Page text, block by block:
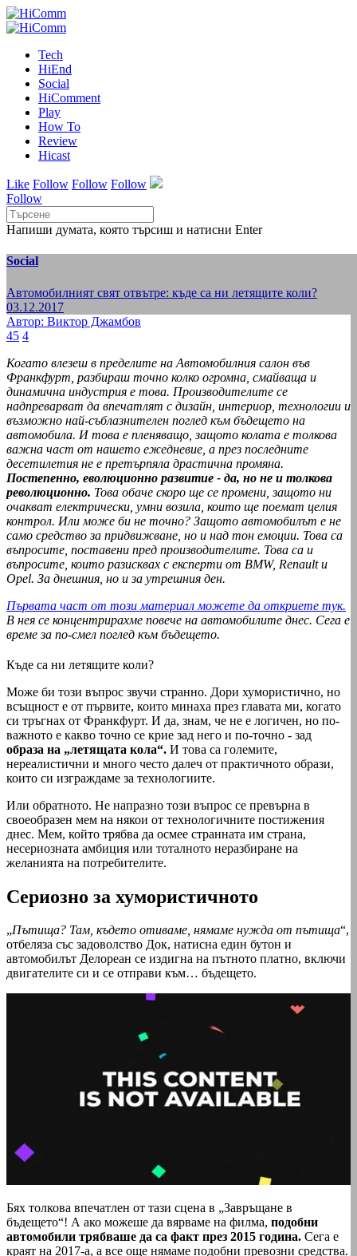
Tech
HiEnd
Social
HiComment
Play
How To
Review
Hicast
Like Follow Follow Follow
Follow
Напиши думата, която търсиш и натисни Enter
Social
Автомобилният свят отвътре: къде са ни летящите коли?
03.12.2017
Автор: Виктор Джамбов
45 4
Когато влезеш в пределите на Автомобилния салон във
Франкфурт, разбираш точно колко огромна, смайваща и
динамична индустрия е това. Производителите се
надпреварват да впечатлят с дизайн, интериор, технологии и
възможно най-съблазнителен поглед към бъдещето на
автомобила. И това е пленяващо, защото колата е толкова
важна част от нашето ежедневие, а през последните
десетилетия не е претърпяла драстична промяна.
Постепенно, еволюционно развитие - да, но не и толкова
революционно. Това обаче скоро ще се промени, защото ни
очакват електрически, умни возила, които ще поемат целия
контрол. Или може би не точно? Защото автомобилът е не
само средство за придвижване, но и над тон емоции. Това са
въпросите, поставени пред производителите. Това са и
въпросите, които разисквах с експерти от BMW, Renault и
Opel. За днешния, но и за утрешния ден.
Първата част от този материал можете да откриете тук.
В нея се концентрирахме повече на автомобилите днес. Сега е
време за по-смел поглед към бъдещето.
Къде са ни летящите коли?
Може би този въпрос звучи странно. Дори хумористично, но
всъщност е от първите, които минаха през главата ми, когато
си тръгнах от Франкфурт. И да, знам, че не е логичен, но по-
важното е какво точно се крие зад него и по-точно - зад
образа на „летящата кола“. И това са големите,
нереалистични и много често далеч от практичното образи,
които си изграждаме за технологиите.
Или обратното. Не напразно този въпрос се превърна в
своеобразен мем на някои от технологичните постижения
днес. Мем, който трябва да осмее странната им страна,
несериозната амбиция или тоталното неразбиране на
желанията на потребителите.
Сериозно за хумористичното
„Пътища? Там, където отиваме, нямаме нужда от пътища“,
отбеляза със задоволство Док, натисна един бутон и
автомобилът Делореан се издигна на пътното платно, включи
двигателите си и се отправи към… бъдещето.
Бях толкова впечатлен от тази сцена в „Завръщане в
бъдещето“! А ако можеше да вярваме на филма, подобни
автомобили трябваше да са факт през 2015 година. Сега е
краят на 2017-а, а все още нямаме подобни превозни средства.